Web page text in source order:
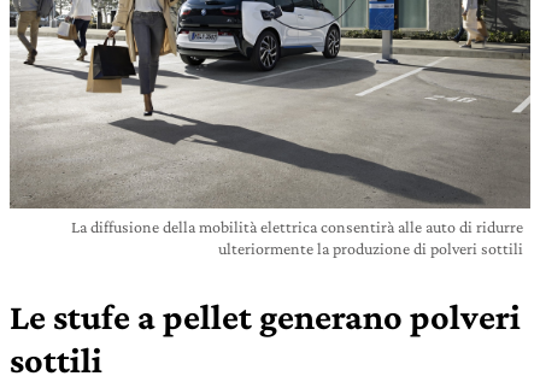
La diffusione della mobilità elettrica consentirà alle auto di ridurre
ulteriormente la produzione di polveri sottili
Le stufe a pellet generano polveri
sottili